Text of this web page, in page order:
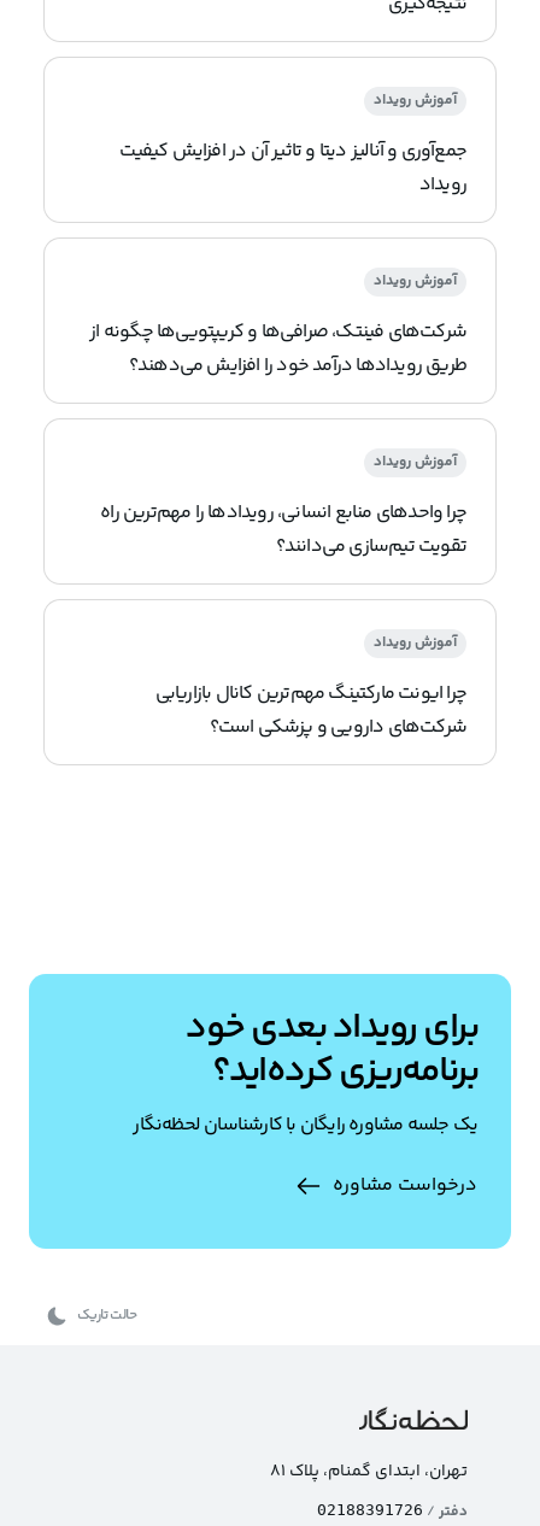
آموزش رویداد
جمع‌آوری و آنالیز دیتا و تاثیر آن در افزایش کیفیت
رویداد
آموزش رویداد
شرکت‌های فینتک، صرافی‌ها و کریپتویی‌ها چگونه از
طریق رویدادها درآمد خود را افزایش می‌دهند؟
آموزش رویداد
چرا واحدهای منابع انسانی، رویدادها را مهم‌ترین راه
تقویت تیم‌سازی می‌دانند؟
آموزش رویداد
چرا ایونت مارکتینگ مهم‌ترین کانال بازاریابی
شرکت‌های دارویی و پزشکی است؟
برای رویداد بعدی خود
برنامه‌ریزی کرده‌اید؟
یک جلسه مشاوره رایگان با کارشناسان لحظه‌نگار
درخواست مشاوره
حالت تاریک
تهران، ابتدای گمنام، پلاک ۸۱
دفتر /
02188391726